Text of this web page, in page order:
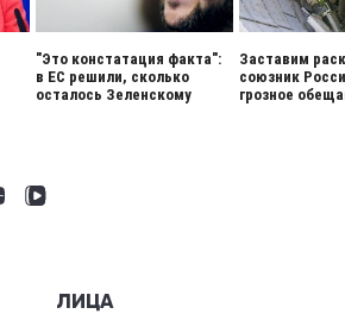
"Это констатация факта":
в ЕС решили, сколько
осталось Зеленскому
Заставим
союзник
грозное
ЛИЦА